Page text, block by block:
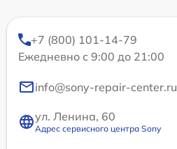
+7 (800) 101-14-79
Ежедневно с 9:00 до 21:00
info@sony-repair-center.ru
ул. Ленина, 60
Адрес сервисного центра Sony